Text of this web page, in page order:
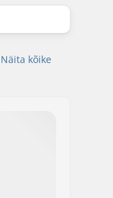
Näita kõike